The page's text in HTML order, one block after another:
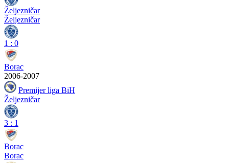
Željezničar
Željezničar
1 : 0
Borac
2006-2007
Premijer liga BiH
Željezničar
3 : 1
Borac
Borac